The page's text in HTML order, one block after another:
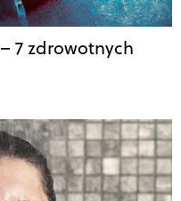
7 zdrowotnych